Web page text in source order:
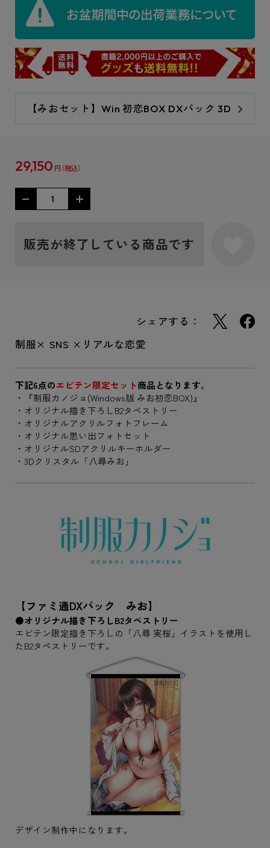
【みおセット】Win 初恋BOX DXパック 3D
29,150 円
販売が終了している商品です
シェアする：
制服× SNS ×リアルな恋愛
下記6点のエビテン限定セット商品となります。
・『制服カノジョ(Windows版 みお初恋BOX)』
・オリジナル描き下ろしB2タペストリー
・オリジナルアクリルフォトフレーム
・オリジナル思い出フォトセット
・オリジナルSDアクリルキーホルダー
・3Dクリスタル「八尋みお」
【ファミ通DXパック みお】
●オリジナル描き下ろしB2タペストリー
エビテン限定描き下ろしの「八尋 実桜」イラストを使用し
たB2タペストリーです。
デザイン制作中になります。